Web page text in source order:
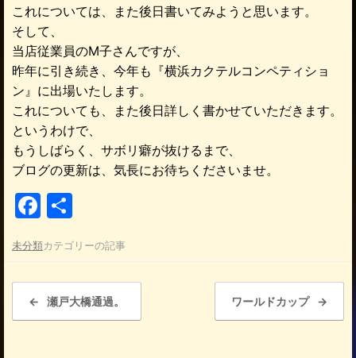
これについては、また後日書いてみようと思います。
そして、
当店従業員のM子さんですが、
昨年に引き続き、今年も『横浜カクテルコンペティショ
ン』に出場いたします。
これについても、また後日詳しく書かせていただきます。
というわけで、
もうしばらく、サボリ癖が抜けるまで、
ブログの更新は、気長にお待ちくださいませ。
F
c
e
b
未分類カテゴリーの記事
投稿ナビゲーション
← 瀬戸大橋通過。 ワールドカップ →